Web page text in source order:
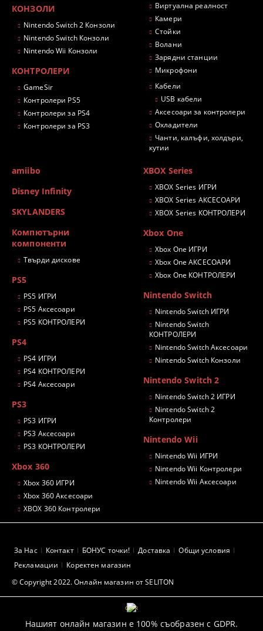
КОНЗОЛИ
Nintendo Switch 2 Конзоли
Nintendo Switch Конзоли
Nintendo Wii Конзоли
КОНТРОЛЕРИ
GameSir
Контролери PS5
Контролери за PS4
Контролери за PS3
Виртуална реалност
Камери
Стойки
Волани
Зарядни станции
Микрофони
Кабели
USB кабели
Аксесоари за контролери
Охладители
Чанти, калъфи, холдъри,
кутии
amiibo
Disney Infinity
SKYLANDERS
Компютърни
компоненти
Твърди дискове
PS5
PS5 ИГРИ
PS5 Аксесоари
PS5 КОНТРОЛЕРИ
PS4
PS4 ИГРИ
PS4 КОНТРОЛЕРИ
PS4 Аксесоари
PS3
PS3 ИГРИ
PS3 Аксесоари
PS3 КОНТРОЛЕРИ
Xbox 360
Xbox 360 ИГРИ
Xbox 360 Аксесоари
XBOX 360 Контролери
XBOX Series
XBOX Series ИГРИ
XBOX Series АКСЕСОАРИ
XBOX Series КОНТРОЛЕРИ
Xbox One
Xbox One ИГРИ
Xbox One АКСЕСОАРИ
Xbox One КОНТРОЛЕРИ
Nintendo Switch
Nintendo Switch ИГРИ
Nintendo Switch
КОНТРОЛЕРИ
Nintendo Switch Аксесоари
Nintendo Switch Конзоли
Nintendo Switch 2
Nintendo Switch 2 ИГРИ
Nintendo Switch 2
Контролери
Nintendo Wii
Nintendo Wii ИГРИ
Nintendo Wii Контролери
Nintendo Wii Аксесоари
© Copyright 2022. Онлайн магазин от SELITON
За Нас Контакт БОНУС точки! Доставка
Общи условия
Рекламации
Коректен магазин
GDPR
Нашият онлайн магазин е 100% съобразен с GDPR.